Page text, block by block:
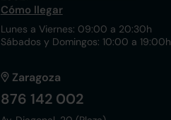
Cómo llegar
Lunes a Viernes: 09:00 a 20:30h
Sábados y Domingos: 10:00 a 19:00h
Zaragoza
876 142 002